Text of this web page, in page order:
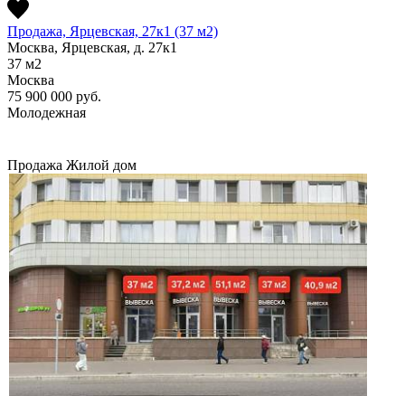
Продажа, Ярцевская, 27к1 (37 м2)
Москва, Ярцевская, д. 27к1
37 м2
Москва
75 900 000 руб.
Молодежная
Продажа Жилой дом